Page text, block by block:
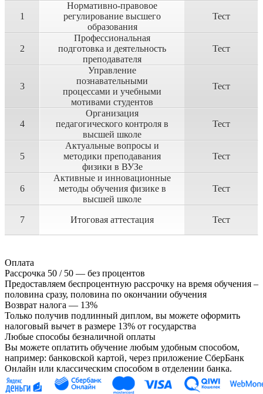
1
Нормативно-правовое
регулирование высшего
образования
Тест
2
Профессиональная
подготовка и деятельность
преподавателя
Тест
3
Управление
познавательными
процессами и учебными
мотивами студентов
Тест
4
Организация
педагогического контроля в
высшей школе
Тест
5
Актуальные вопросы и
методики преподавания
физики в ВУЗе
Тест
6
Активные и инновационные
методы обучения физике в
высшей школе
Тест
7 Итоговая аттестация Тест
Оплата
Рассрочка 50 / 50 — без процентов
Предоставляем беспроцентную рассрочку на время обучения –
половина сразу, половина по окончании обучения
Возврат налога — 13%
Только получив подлинный диплом, вы можете оформить
налоговый вычет в размере 13% от государства
Любые способы безналичной оплаты
Вы можете оплатить обучение любым удобным способом,
например: банковской картой, через приложение СберБанк
Онлайн или классическим способом в отделении банка.